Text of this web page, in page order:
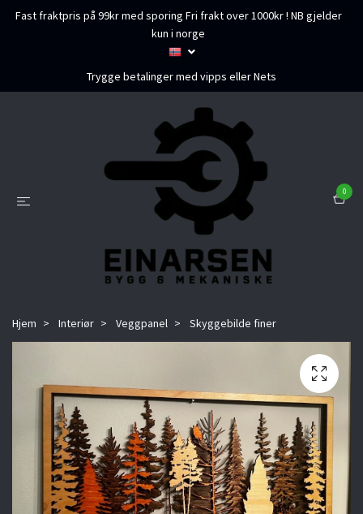
Fast fraktpris på 99kr med sporing Fri frakt over 1000kr ! NB gjelder
kun i norge
Trygge betalinger med vipps eller Nets
0
Hjem Interiør Veggpanel Skyggebilde finer